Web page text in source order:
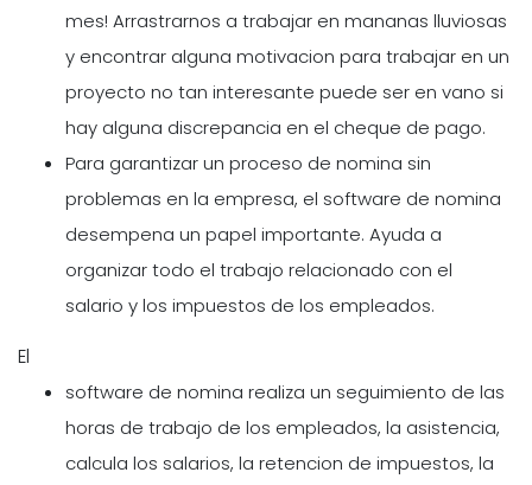
mes! Arrastrarnos a trabajar en mananas lluviosas
y encontrar alguna motivacion para trabajar en un
proyecto no tan interesante puede ser en vano si
hay alguna discrepancia en el cheque de pago.
Para garantizar un proceso de nomina sin
problemas en la empresa, el software de nomina
desempena un papel importante. Ayuda a
organizar todo el trabajo relacionado con el
salario y los impuestos de los empleados.
El
software de nomina realiza un seguimiento de las
horas de trabajo de los empleados, la asistencia,
calcula los salarios, la retencion de impuestos, la